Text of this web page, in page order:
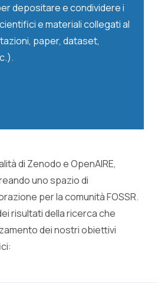
depositare e condividere i
e materiali collegati al
paper, dataset,
di Zenodo e OpenAIRE,
uno spazio di
per la comunità FOSSR.
risultati della ricerca che
dei nostri obiettivi